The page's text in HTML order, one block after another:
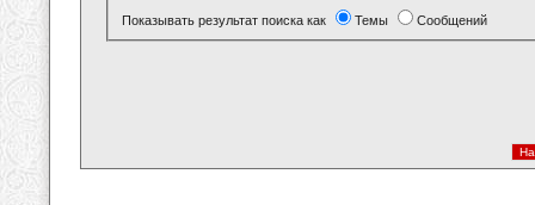
Показывать результат поиска как Темы Сообщений